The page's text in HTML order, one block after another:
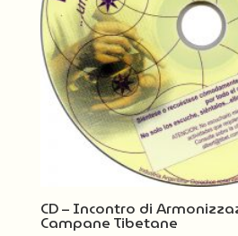
CD – Incontro di
Campane Tibetane